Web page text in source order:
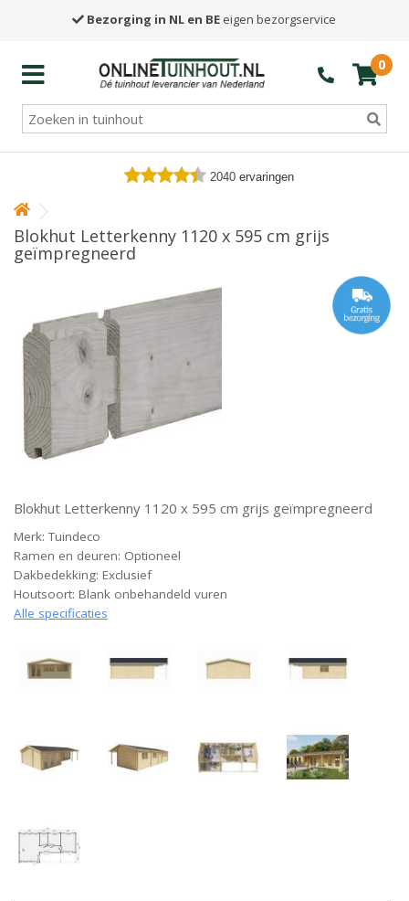
Bezorging in NL en BE eigen bezorgservice
0
2040 ervaringen
Blokhut Letterkenny 1120 x 595 cm grijs
geïmpregneerd
Blokhut Letterkenny 1120 x 595 cm grijs geïmpregneerd
Merk: Tuindeco
Ramen en deuren: Optioneel
Dakbedekking: Exclusief
Houtsoort: Blank onbehandeld vuren
Alle specificaties